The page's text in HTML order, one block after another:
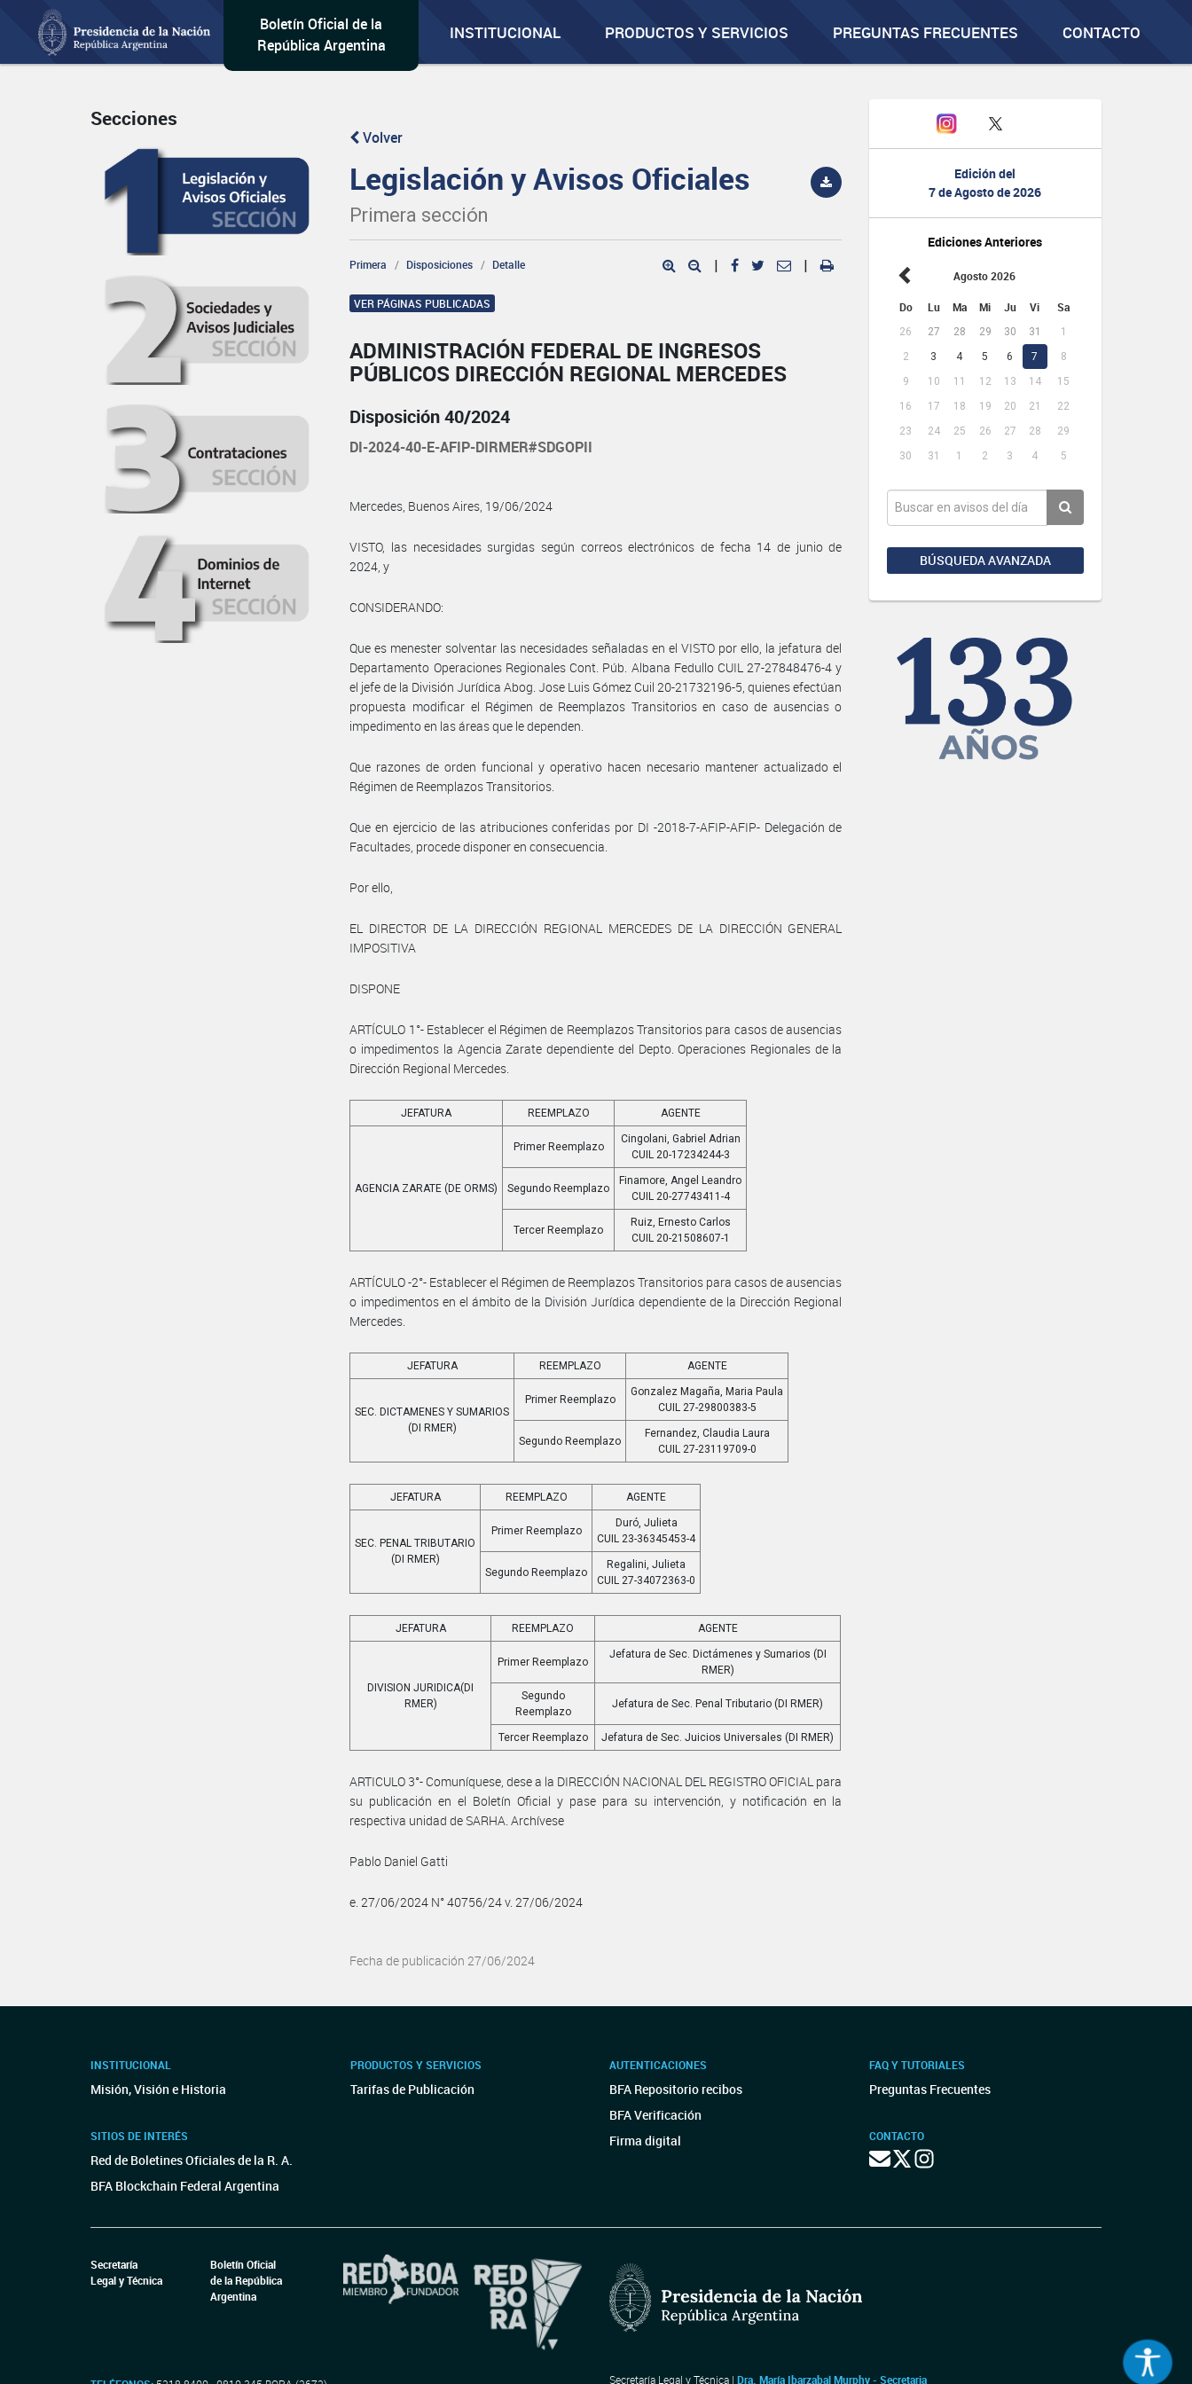
Boletín Oficial de la
República Argentina
INSTITUCIONAL PRODUCTOS Y SERVICIOS PREGUNTAS FRECUENTES CONTACTO
Edición del
7 de Agosto de 2026
Ediciones Anteriores
Agosto 2026
Do Lu Ma Mi Ju Vi Sa
26 27 28 29 30 31
1
2
3 4 5 6 7
8
9
10 11 12 13 14
15
16
17 18 19 20 21
22
23
24 25 26 27 28
29
30
31 1 2 3 4 5
BÚSQUEDA AVANZADA
Secciones
Volver
Legislación y Avisos Oficiales
Primera sección
Primera Disposiciones Detalle | |
VER PÁGINAS PUBLICADAS
ADMINISTRACIÓN FEDERAL DE INGRESOS
PÚBLICOS DIRECCIÓN REGIONAL MERCEDES
Disposición 40/2024
DI-2024-40-E-AFIP-DIRMER#SDGOPII
Mercedes, Buenos Aires, 19/06/2024
VISTO, las necesidades surgidas según correos electrónicos de fecha 14 de junio de
2024, y
CONSIDERANDO:
Que es menester solventar las necesidades señaladas en el VISTO por ello, la jefatura del
Departamento Operaciones Regionales Cont. Púb. Albana Fedullo CUIL 27-27848476-4 y
el jefe de la División Jurídica Abog. Jose Luis Gómez Cuil 20-21732196-5, quienes efectúan
propuesta modificar el Régimen de Reemplazos Transitorios en caso de ausencias o
impedimento en las áreas que le dependen.
Que razones de orden funcional y operativo hacen necesario mantener actualizado el
Régimen de Reemplazos Transitorios.
Que en ejercicio de las atribuciones conferidas por DI -2018-7-AFIP-AFIP- Delegación de
Facultades, procede disponer en consecuencia.
Por ello,
EL DIRECTOR DE LA DIRECCIÓN REGIONAL MERCEDES DE LA DIRECCIÓN GENERAL
IMPOSITIVA
DISPONE
ARTÍCULO 1°- Establecer el Régimen de Reemplazos Transitorios para casos de ausencias
o impedimentos la Agencia Zarate dependiente del Depto. Operaciones Regionales de la
Dirección Regional Mercedes.
JEFATURA REEMPLAZO AGENTE
AGENCIA ZARATE (DE ORMS)
Primer Reemplazo
Cingolani, Gabriel Adrian
CUIL 20-17234244-3
Segundo Reemplazo
Finamore, Angel Leandro
CUIL 20-27743411-4
Tercer Reemplazo
Ruiz, Ernesto Carlos
CUIL 20-21508607-1
ARTÍCULO -2°- Establecer el Régimen de Reemplazos Transitorios para casos de ausencias
o impedimentos en el ámbito de la División Jurídica dependiente de la Dirección Regional
Mercedes.
JEFATURA REEMPLAZO AGENTE
SEC. DICTAMENES Y SUMARIOS
(DI RMER)
Primer Reemplazo
Gonzalez Magaña, Maria Paula
CUIL 27-29800383-5
Segundo Reemplazo
Fernandez, Claudia Laura
CUIL 27-23119709-0
JEFATURA REEMPLAZO AGENTE
SEC. PENAL TRIBUTARIO
(DI RMER)
Primer Reemplazo
Duró, Julieta
CUIL 23-36345453-4
Segundo Reemplazo
Regalini, Julieta
CUIL 27-34072363-0
JEFATURA REEMPLAZO AGENTE
DIVISION JURIDICA(DI
RMER)
Primer Reemplazo
Jefatura de Sec. Dictámenes y Sumarios (DI
RMER)
Segundo
Reemplazo
Jefatura de Sec. Penal Tributario (DI RMER)
Tercer Reemplazo Jefatura de Sec. Juicios Universales (DI RMER)
ARTICULO 3°- Comuníquese, dese a la DIRECCIÓN NACIONAL DEL REGISTRO OFICIAL para
su publicación en el Boletín Oficial y pase para su intervención, y notificación en la
respectiva unidad de SARHA. Archívese
Pablo Daniel Gatti
e. 27/06/2024 N° 40756/24 v. 27/06/2024
Fecha de publicación 27/06/2024
INSTITUCIONAL
Misión, Visión e Historia
SITIOS DE INTERÉS
Red de Boletines Oficiales de la R. A.
BFA Blockchain Federal Argentina
PRODUCTOS Y SERVICIOS
Tarifas de Publicación
AUTENTICACIONES
BFA Repositorio recibos
BFA Verificación
Firma digital
FAQ Y TUTORIALES
Preguntas Frecuentes
CONTACTO
Secretaría
Legal y Técnica
Boletín Oficial
de la República
Argentina
Secretaría Legal y Técnica | Dra. María Ibarzabal Murphy - Secretaria